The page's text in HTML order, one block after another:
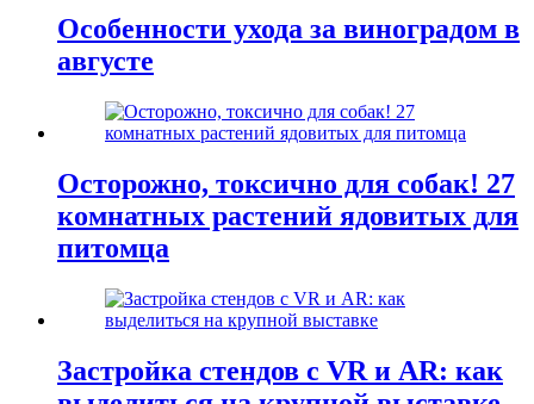
Особенности ухода за виноградом в
августе
Осторожно, токсично для собак! 27
комнатных растений ядовитых для
питомца
Застройка стендов с VR и AR: как